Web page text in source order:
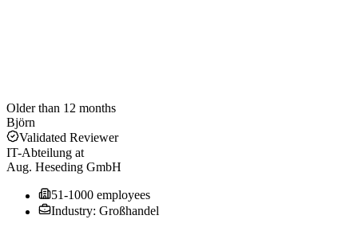
Older than 12 months
Björn
Validated Reviewer
IT-Abteilung at
Aug. Heseding GmbH
51-1000 employees
Industry: Großhandel